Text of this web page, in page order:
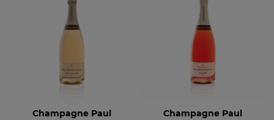
Champagne Paul
Champagne Paul